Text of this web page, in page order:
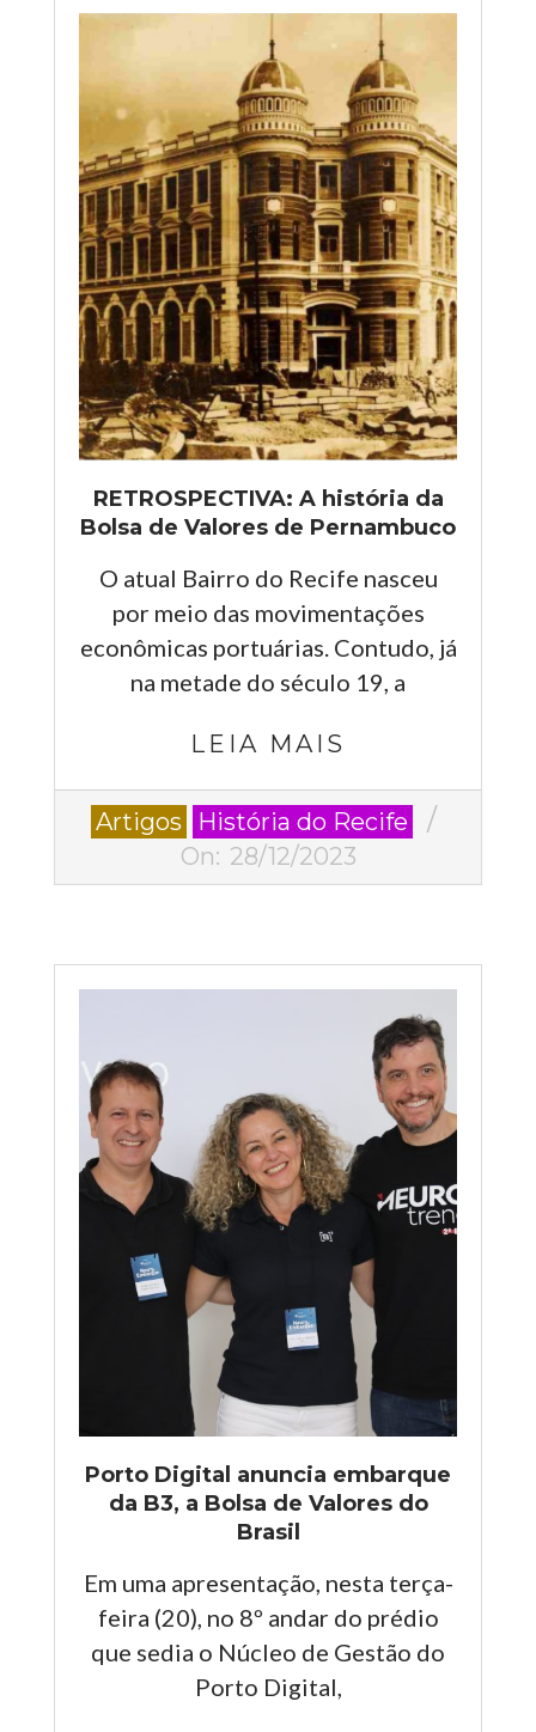
RETROSPECTIVA: A história da
Bolsa de Valores de Pernambuco
O atual Bairro do Recife nasceu
por meio das movimentações
econômicas portuárias. Contudo, já
na metade do século 19, a
LEIA MAIS
2023-
Artigos
História do Recife
On: 28/12/2023
Porto Digital anuncia embarque
da B3, a Bolsa de Valores do
Brasil
Em uma apresentação, nesta terça-
feira (20), no 8º andar do prédio
que sedia o Núcleo de Gestão do
Porto Digital,